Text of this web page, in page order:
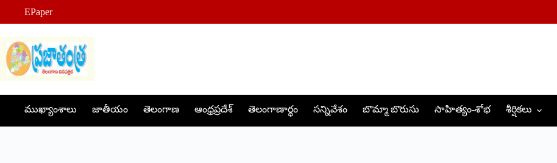
content
EPaper
ముఖ్యాంశాలు జాతీయం తెలంగాణ ఆంధ్రప్రదేశ్ తెలంగాణార్థం సన్నివేశం బొమ్మా బొరుసు సాహిత్యం-శోభ శీర్షికలు